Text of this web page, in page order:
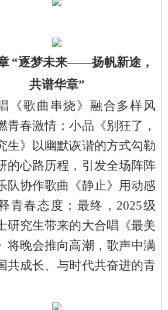
“逐梦未来——扬帆新途，
共谱华章”
《歌曲串烧》融合多样风
青春激情；小品《别狂了，
生》以幽默诙谐的方式勾勒
的心路历程， 引发全场阵阵
队协作歌曲《静止》用动感
青春态度；最终， 2025级
研究生带来的大合唱《最美
将晚会推向高潮，歌声中满
共成长、与时代共奋进的青